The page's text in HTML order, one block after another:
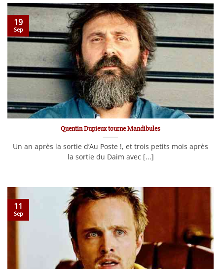
Quentin Dupieux tourne Mandibules
Un an après la sortie d’Au Poste !, et trois petits mois après
la sortie du Daim avec [...]
19
Sep
11
Sep